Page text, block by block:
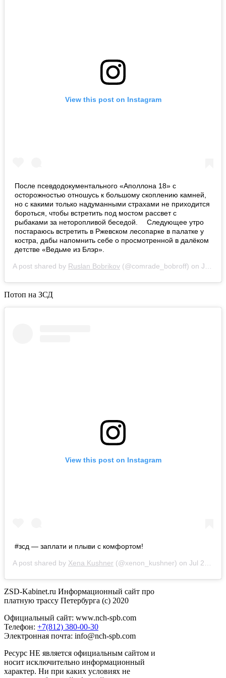
View this post on Instagram
После псевдодокументального «Аполлона 18» с
осторожностью отношусь к большому скоплению камней,
но с какими только надуманными страхами не приходится
бороться, чтобы встретить под мостом рассвет с
рыбаками за неторопливой беседой. ⠀ Следующее утро
постараюсь встретить в Ржевском лесопарке в палатке у
костра, дабы напомнить себе о просмотренной в далёком
детстве «Ведьме из Блэр».
A post shared by Ruslan Bobrikov (@comrade_bobroff) on Jul 23, 2020 at 11:46pm PDT
Потоп на ЗСД
View this post on Instagram
#зсд — заплати и плыви с комфортом!
A post shared by Xena Kushner (@xenon_kushner) on Jul 22, 2020 at 2:41pm PDT
ZSD-Kabinet.ru Информационный сайт про
платную трассу Петербурга (c) 2020
Официальный сайт: www.nch-spb.com
Телефон: +7(812) 380-00-30
Электронная почта: info@nch-spb.com
Ресурс НЕ является официальным сайтом и
носит исключительно информационный
характер. Ни при каких условиях не